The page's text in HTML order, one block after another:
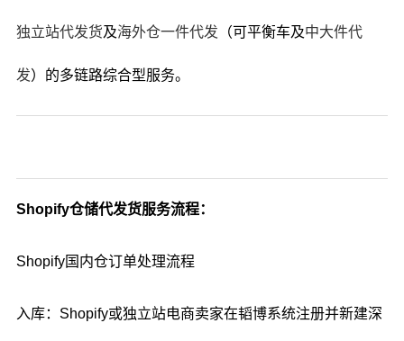
独立站代发货及海外仓一件代发 （可平衡车及中大件代
发）的多链路综合型服务。
Shopify仓储代发货服务流程：
Shopify国内仓订单处理流程
入库：Shopify或独立站电商卖家在韬博系统注册并新建深